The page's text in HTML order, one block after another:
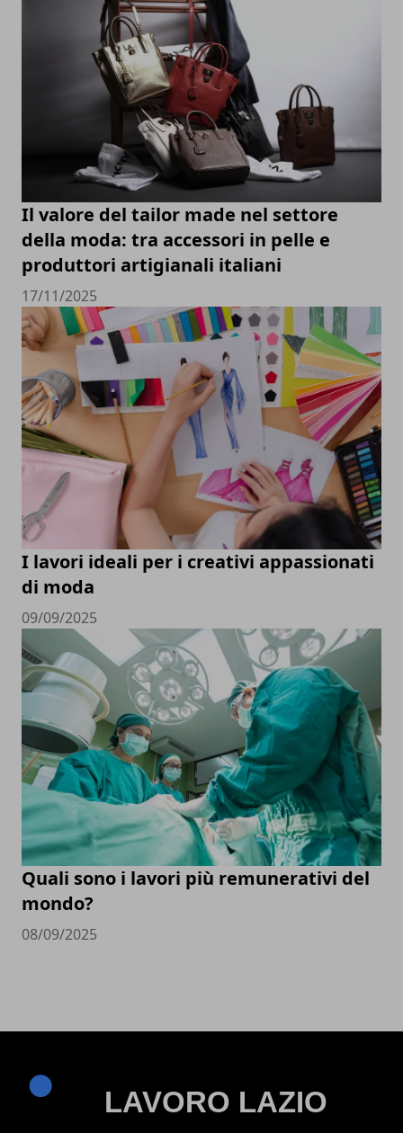
Il valore del tailor made nel settore
della moda: tra accessori in pelle e
produttori artigianali italiani
17/11/2025
I lavori ideali per i creativi appassionati
di moda
09/09/2025
Quali sono i lavori più remunerativi del
mondo?
08/09/2025